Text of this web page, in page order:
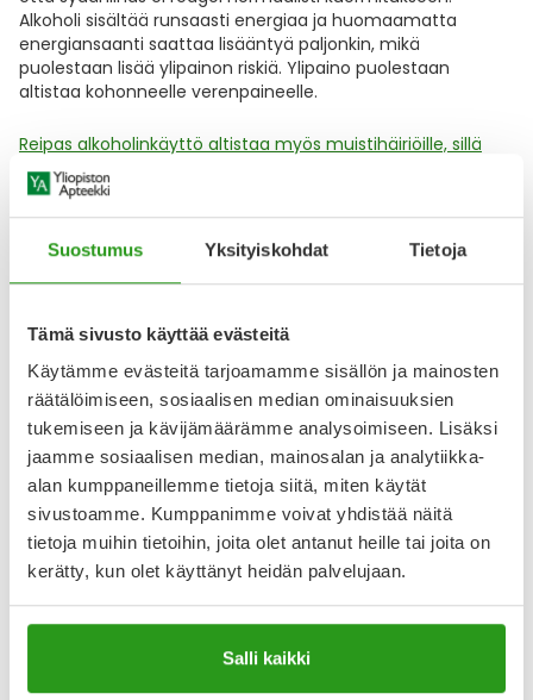
Suostumus Yksityiskohdat Tietoja
Tämä sivusto käyttää evästeitä
Käytämme evästeitä tarjoamamme sisällön ja mainosten
räätälöimiseen, sosiaalisen median ominaisuuksien
tukemiseen ja kävijämäärämme analysoimiseen. Lisäksi
jaamme sosiaalisen median, mainosalan ja analytiikka-
alan kumppaneillemme tietoja siitä, miten käytät
sivustoamme. Kumppanimme voivat yhdistää näitä
tietoja muihin tietoihin, joita olet antanut heille tai joita on
kerätty, kun olet käyttänyt heidän palvelujaan.
Salli kaikki
Alkoholi sisältää runsaasti energiaa ja huomaamatta
energiansaanti saattaa lisääntyä paljonkin, mikä
puolestaan lisää ylipainon riskiä. Ylipaino puolestaan
altistaa kohonneelle verenpaineelle.
Reipas alkoholinkäyttö altistaa myös muistihäiriöille, sillä
jatkuva runsas alkoholin juominen aiheuttaa muutoksia
hermokudoksessa.
sekä huonontaa unen laatua, jolloin unen palauttava
vaikutus heikkenee.
Ei ole tiettyä pistettä, jossa alkoholinkäyttö muuttuisi
lisääntyvät suorassa suhteessa määrään, jonka juot.
6. Pidä hampaistasi huolta
Parodontiitti tarkoittaa hampaan kiinnityskudostulehdusta
Hoitamaton parodontiitti ylläpitää tulehdustilaa
elimistössä.
bakteerit nostavat sydäninfarktin ja valtimotaudin riskiä.
Hoida siis hampaita ja suuta näin: